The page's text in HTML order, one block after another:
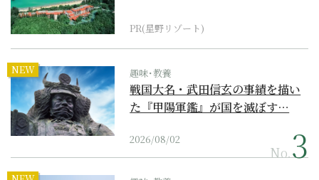
PR(星野リゾート)
NEW 趣味･教養
戦国大名・武田信玄の事績を描い
た『甲陽軍鑑』が国を滅ぼす…
2026/08/02
No.